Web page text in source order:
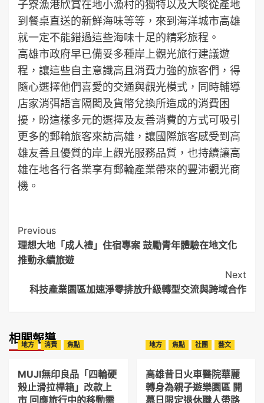
子寮漁港欣賞在地小漁村的獨特以及大啖從產地
到餐桌直送的新鮮海味等等，來到海洋城市高雄
就一定不能錯過這些海味十足的精彩旅程。
高雄市政府早已備妥多種岸上觀光旅行建議遊
程，讓這些自主意識高且消費力強的旅客們，得
隨心選擇他們喜愛的交通與觀光模式，同時輔導
店家消弭語言隔閡及貨幣兌換所造成的消費困
擾，盼這樣多元的選擇及友善消費的方式可吸引
更多的郵輪旅客來訪高雄，讓國際旅客感受到高
雄友善且優質的岸上觀光服務品質，也持續讓高
雄在地各行各業享有郵輪產業帶來的豐沛觀光商
機。
Post
Navigation
Previous
理想大地「成人禮」住宿專案 鼓勵青年體驗在地文化
推動永續旅遊
Next
科技產業園區加速淨零排放升級轉型交流與跨域合作
相關報導
地方 消費 焦點
MUJI無印良品「四輪硬
殼止滑拉桿箱」改款上
市 回應旅行中的移動需
地方 焦點 社團 藝文
高雄昔日火車醫院華麗
轉身為親子遊樂園區 開
幕日限定退休職人帶路